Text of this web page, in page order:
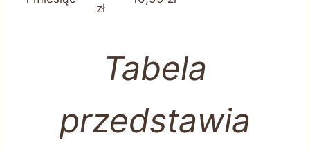
zł
Tabela
przedstawia